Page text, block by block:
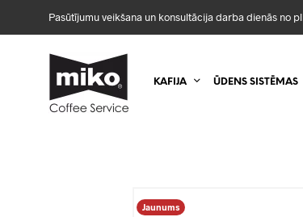
Pasūtījumu veikšana un konsultācija darba dienās no
KAFIJA ŪDENS SISTĒMAS
Jaunums